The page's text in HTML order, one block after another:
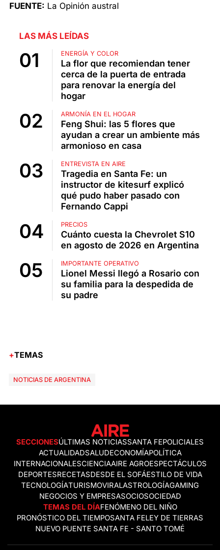
FUENTE: La Opinión austral
LAS MÁS LEÍDAS
ENERGÍA Y COLOR
La flor que recomiendan tener
cerca de la puerta de entrada
para renovar la energía del
hogar
ARMONÍA EN EL HOGAR
Feng Shui: las 5 flores que
ayudan a crear un ambiente más
armonioso en casa
ENTREVISTA EN AIRE
Tragedia en Santa Fe: un
instructor de kitesurf explicó
qué pudo haber pasado con
Fernando Cappi
PRECIOS
Cuánto cuesta la Chevrolet S10
en agosto de 2026 en Argentina
IMPORTANTE OPERATIVO
Lionel Messi llegó a Rosario con
su familia para la despedida de
su padre
TEMAS
NOTICIAS DE ARGENTINA
SECCIONESÚLTIMAS NOTICIASSANTA FEPOLICIALES
ACTUALIDADSALUDECONOMÍAPOLÍTICA
INTERNACIONALESCIENCIAAIRE AGROESPECTÁCULOS
DEPORTESRECETASDESDE EL SOFÁESTILO DE VIDA
TECNOLOGÍATURISMOVIRALASTROLOGÍAGAMING
NEGOCIOS Y EMPRESASOCIOSOCIEDAD
TEMAS DEL DÍAFENÓMENO DEL NIÑO
PRONÓSTICO DEL TIEMPOSANTA FELEY DE TIERRAS
NUEVO PUENTE SANTA FE - SANTO TOMÉ